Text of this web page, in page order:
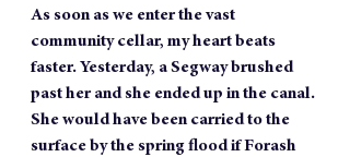
As soon as we enter the vast
community cellar, my heart beats
faster. Yesterday, a Segway brushed
past her and she ended up in the canal.
She would have been carried to the
surface by the spring flood if Forash